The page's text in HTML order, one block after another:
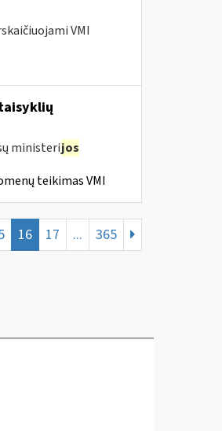
VMI
ministerijos
teikimas VMI
16 17 ... 365